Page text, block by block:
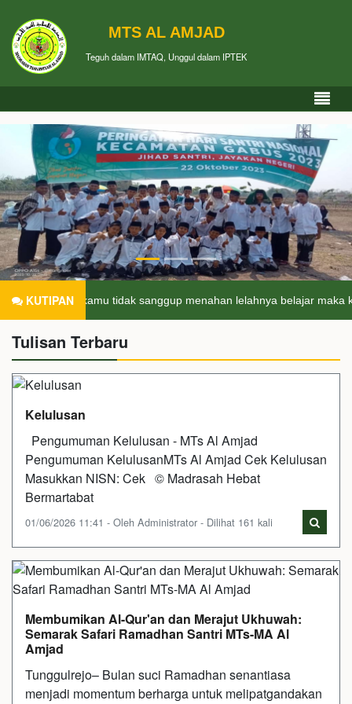
MTS AL AMJAD
Teguh dalam IMTAQ, Unggul dalam IPTEK
KUTIPAN
Jika kamu tidak sanggup menahan lelahnya belajar maka kamu
Tulisan Terbaru
Kelulusan
Pengumuman Kelulusan - MTs Al Amjad
Pengumuman KelulusanMTs Al Amjad Cek Kelulusan
Masukkan NISN: Cek © Madrasah Hebat
Bermartabat
01/06/2026 11:41 - Oleh Administrator - Dilihat 161 kali
Membumikan Al-Qur'an dan Merajut Ukhuwah:
Semarak Safari Ramadhan Santri MTs-MA Al
Amjad
Tunggulrejo– Bulan suci Ramadhan senantiasa
menjadi momentum berharga untuk melipatgandakan